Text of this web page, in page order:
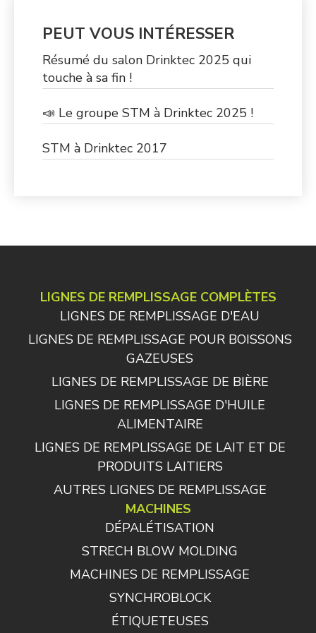
PEUT VOUS INTÉRESSER
Résumé du salon Drinktec 2025 qui
touche à sa fin !
📣 Le groupe STM à Drinktec 2025 !
STM à Drinktec 2017
LIGNES DE REMPLISSAGE COMPLÈTES
LIGNES DE REMPLISSAGE D'EAU
LIGNES DE REMPLISSAGE POUR BOISSONS
GAZEUSES
LIGNES DE REMPLISSAGE DE BIÈRE
LIGNES DE REMPLISSAGE D'HUILE
ALIMENTAIRE
LIGNES DE REMPLISSAGE DE LAIT ET DE
PRODUITS LAITIERS
AUTRES LIGNES DE REMPLISSAGE
MACHINES
DÉPALÉTISATION
STRECH BLOW MOLDING
MACHINES DE REMPLISSAGE
SYNCHROBLOCK
ÉTIQUETEUSES